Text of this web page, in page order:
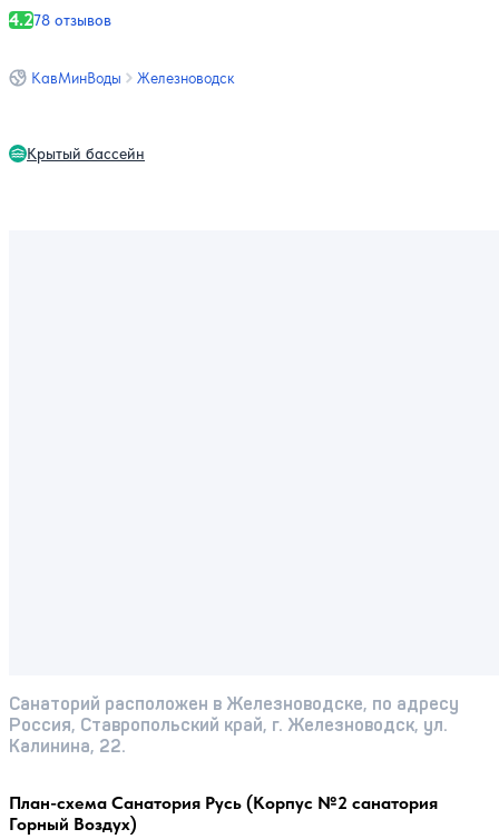
КавМинВоды Железноводск
Крытый бассейн
4.278 отзывов
Санаторий расположен в Железноводске, по адресу
Россия, Ставропольский край, г. Железноводск, ул.
Калинина, 22.
План-схема Санатория Русь (Корпус №2 санатория
Горный Воздух)